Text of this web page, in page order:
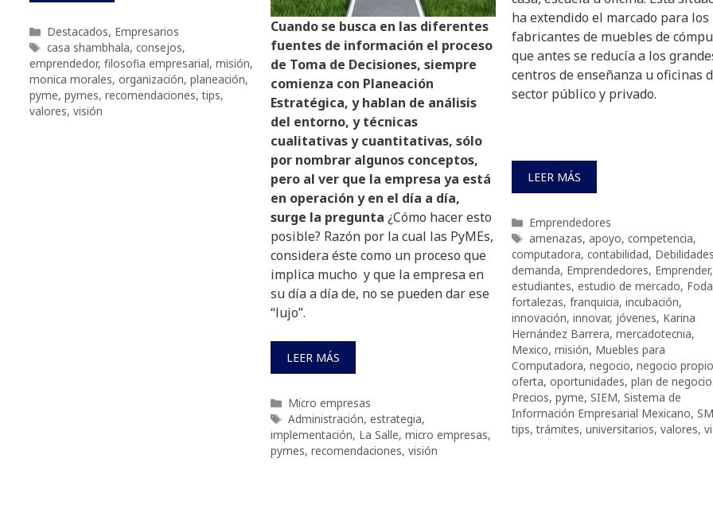
Categorías
Destacados, Empresarios
Etiquetas
casa shambhala, consejos,
emprendedor, filosofia empresarial, misión,
monica morales, organización, planeación,
pyme, pymes, recomendaciones,tips,
valores, visión
Cuando se busca en las diferentes
fuentes de información el proceso
de Toma de Decisiones, siempre
comienza con Planeación
Estratégica, y hablan de análisis
del entorno, y técnicas
cualitativas y cuantitativas, sólo
por nombrar algunos conceptos,
pero al ver que la empresa ya está
en operación y en el día a día,
surge la pregunta ¿Cómo hacer esto
posible? Razón por la cual las PyMEs,
considera éste como un proceso que
implica mucho y que la empresa en
su día a día de, no se pueden dar ese
“lujo”.
LEER MÁS
Categorías
Micro empresas
Etiquetas
Administración, estrategia,
implementación, La Salle, micro empresas,
pymes, recomendaciones, visión
ha extendido el marcado para los
fabricantes de muebles de
que antes se reducía a los
centros de enseñanza u oficinas
sector público y privado.
LEER MÁS
Categorías
Emprendedores
Etiquetas
amenazas, apoyo, competencia,
computadora, contabilidad, Debilidades
demanda, Emprendedores, Emprender,
estudiantes, estudio de mercado, Foda
fortalezas, franquicia, incubación,
innovación, innovar, jóvenes, Karina
Hernández Barrera, mercadotecnia,
Mexico, misión, Muebles para
Computadora, negocio, negocio propio
oferta, oportunidades, plan de
Precios, pyme, SIEM, Sistema de
Información Empresarial Mexicano,
tips,trámites, universitarios, valores,